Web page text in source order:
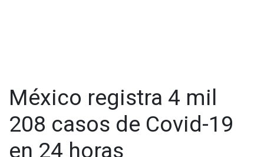
México registra 4 mil
208 casos de Covid-19
en 24 horas